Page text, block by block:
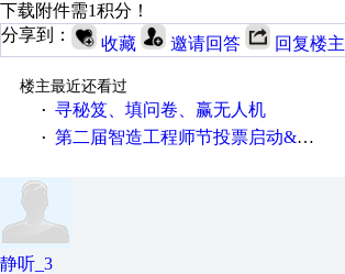
下载附件需1积分！
分享到：
收藏 邀请回答 回复楼主
楼主最近还看过
· 寻秘笈、填问卷、赢无人机
· 第二届智造工程师节投票启动&周周有礼！
静听_3